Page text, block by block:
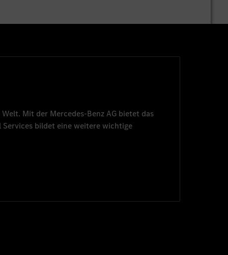
Mit der Mercedes-Benz AG bietet das
Services bildet eine weitere wichtige